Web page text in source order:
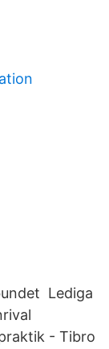
Lediga
- Tibro